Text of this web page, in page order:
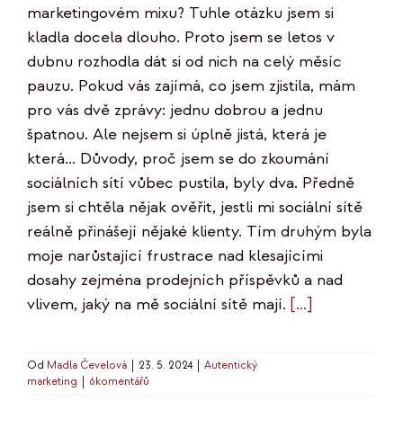
marketingovém mixu? Tuhle otázku jsem si
kladla docela dlouho. Proto jsem se letos v
dubnu rozhodla dát si od nich na celý měsíc
pauzu. Pokud vás zajímá, co jsem zjistila, mám
pro vás dvě zprávy: jednu dobrou a jednu
špatnou. Ale nejsem si úplně jistá, která je
která… Důvody, proč jsem se do zkoumání
sociálních sítí vůbec pustila, byly dva. Předně
jsem si chtěla nějak ověřit, jestli mi sociální sítě
reálně přinášejí nějaké klienty. Tím druhým byla
moje narůstající frustrace nad klesajícími
dosahy zejména prodejních příspěvků a nad
vlivem, jaký na mě sociální sítě mají. [...]
Od Madla Čevelová 23. 5. 2024
Autentický
marketing
6komentářů